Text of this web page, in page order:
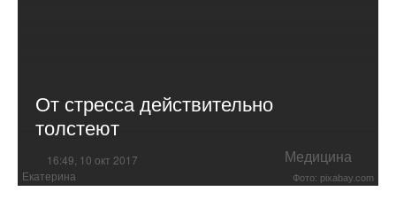
От стресса действительно
толстеют
16:49, 10 окт 2017 Медицина
Екатерина Фото: pixabay.com